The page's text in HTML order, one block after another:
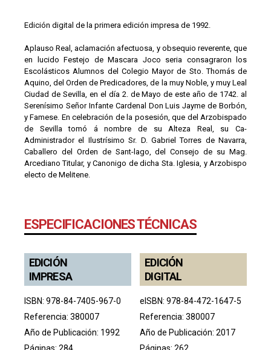
Edición digital de la primera edición impresa de 1992.
Aplauso Real, aclamación afectuosa, y obsequio reverente, que
en lucido Festejo de Mascara Joco seria consagraron los
Escolásticos Alumnos del Colegio Mayor de Sto. Thomás de
Aquino, del Orden de Predicadores, de la muy Noble, y muy Leal
Ciudad de Sevilla, en el día 2. de Mayo de este año de 1742. al
Serenísimo Señor Infante Cardenal Don Luis Jayme de Borbón,
y Famese. En celebración de la posesión, que del Arzobispado
de Sevilla tomó á nombre de su Alteza Real, su Ca-
Administrador el Ilustrísimo Sr. D. Gabriel Torres de Navarra,
Caballero del Orden de Sant-lago, del Consejo de su Mag.
Arcediano Titular, y Canonigo de dicha Sta. Iglesia, y Arzobispo
electo de Melitene.
ESPECIFICACIONES TÉCNICAS
EDICIÓN
IMPRESA
ISBN: 978-84-7405-967-0
Referencia: 380007
Año de Publicación: 1992
EDICIÓN
DIGITAL
eISBN: 978-84-472-1647-5
Referencia: 380007
Año de Publicación: 2017